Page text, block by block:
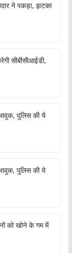
ने पकड़ा, झटका
सीबीसीआईडी,
पुलिस की ये
पुलिस की ये
को खोने के गम में